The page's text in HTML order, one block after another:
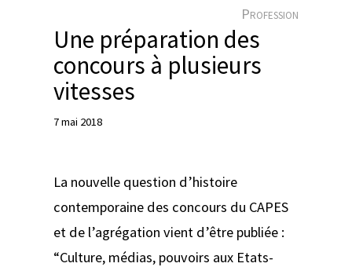
Profession
Une préparation des
concours à plusieurs
vitesses
7 mai 2018
La nouvelle question d’histoire
contemporaine des concours du CAPES
et de l’agrégation vient d’être publiée :
“Culture, médias, pouvoirs aux Etats-